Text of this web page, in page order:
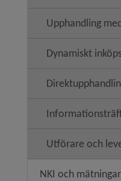
Upphandling
Dynamiskt
Utförare och
NKI och mätningar